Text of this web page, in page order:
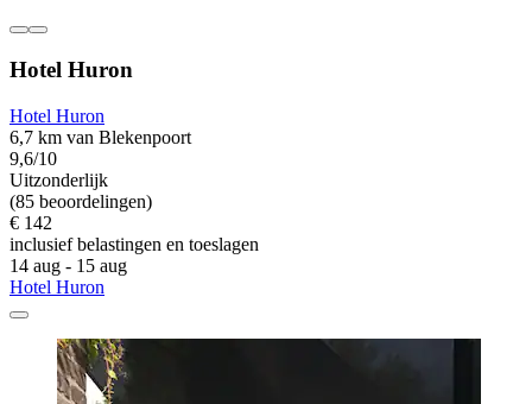
Hotel Huron
Hotel Huron
6,7 km van Blekenpoort
9,6/10
Uitzonderlijk
(85 beoordelingen)
€ 142
inclusief belastingen en toeslagen
14 aug - 15 aug
Hotel Huron